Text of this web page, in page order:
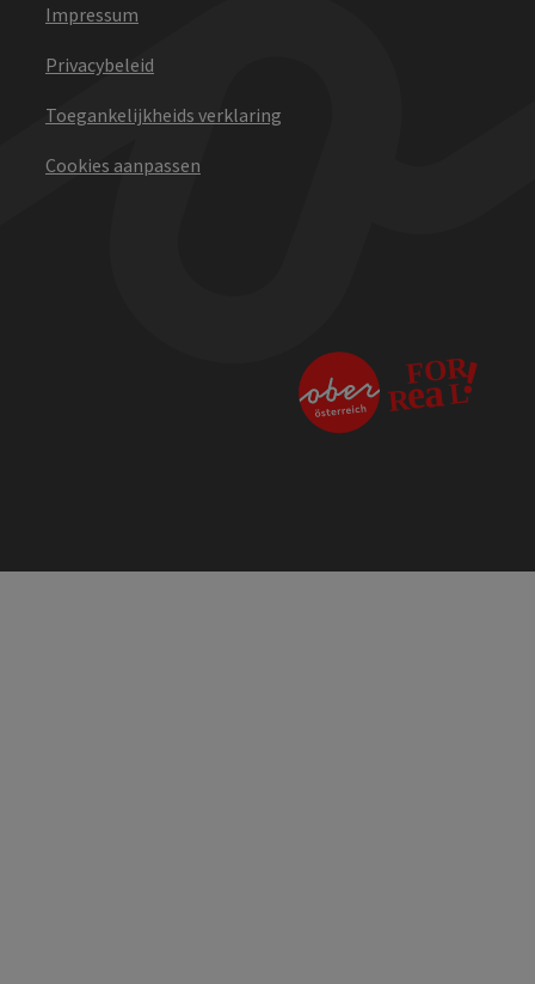
Impressum
Privacybeleid
Toegankelijkheids verklaring
Cookies aanpassen